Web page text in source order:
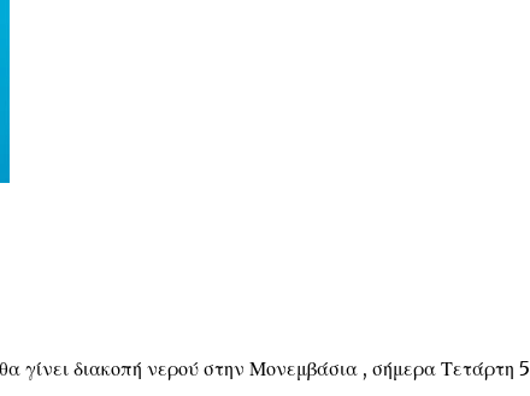
γίνει διακοπή νερού στην Μονεμβάσια , σήμερα Τετάρτη 5